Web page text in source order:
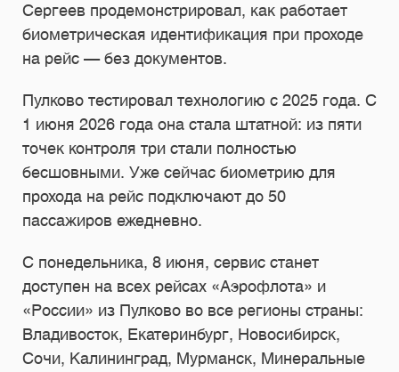
Сергеев продемонстрировал, как работает
биометрическая идентификация при проходе
на рейс — без документов.
Пулково тестировал технологию с 2025 года. С
1 июня 2026 года она стала штатной: из пяти
точек контроля три стали полностью
бесшовными. Уже сейчас биометрию для
прохода на рейс подключают до 50
пассажиров ежедневно.
С понедельника, 8 июня, сервис станет
доступен на всех рейсах «Аэрофлота» и
«России» из Пулково во все регионы страны:
Владивосток, Екатеринбург, Новосибирск,
Сочи, Калининград, Мурманск, Минеральные